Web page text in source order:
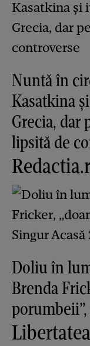
Nuntă în
Kasatkina
Grecia, dar
lipsită de
Doliu în
Brenda